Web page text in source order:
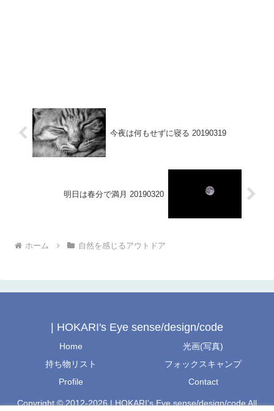
今夜は何もせずに寝る 20190319
明日は春分で満月 20190320
ホーム 自然を感じるアウトドア
| HOKARI's Eye sense/design/code
Home
光画(写真)
持ち物リスト
フォックスキャンプ
Profile
Contact
Copyright © 2012-2026 | HOKARI's Eye sense/design/code All